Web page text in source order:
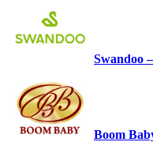
Swandoo
Boom